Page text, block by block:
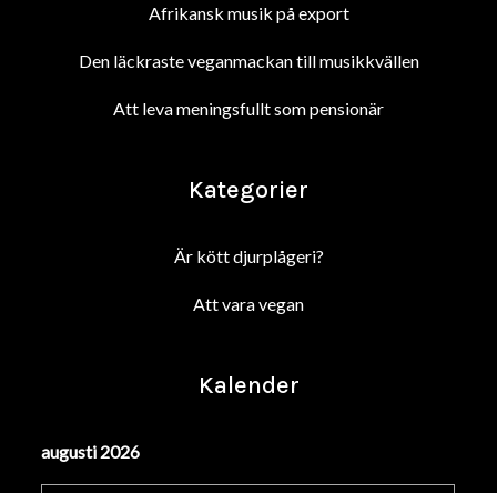
Afrikansk musik på export
Den läckraste veganmackan till musikkvällen
Att leva meningsfullt som pensionär
Kategorier
Är kött djurplågeri?
Att vara vegan
Kalender
augusti 2026